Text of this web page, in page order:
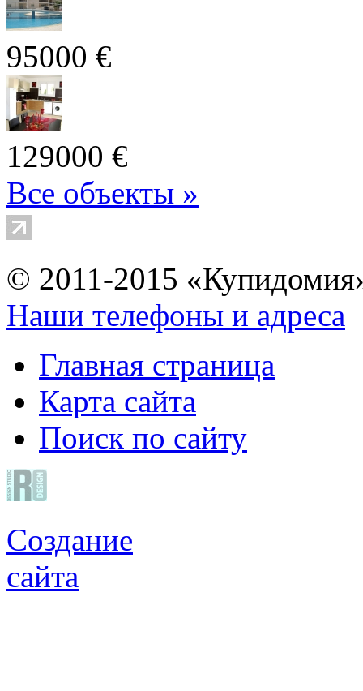
95000 €
129000 €
Все объекты »
© 2011-2015
Наши телефоны и адреса
Главная страница
Карта сайта
Поиск по сайту
Создание
сайта